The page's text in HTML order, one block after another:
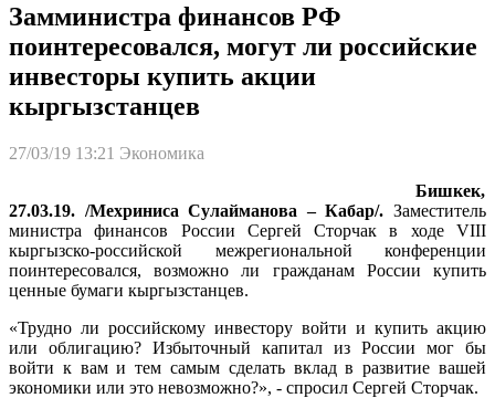
Замминистра финансов РФ
поинтересовался, могут ли российские
инвесторы купить акции
кыргызстанцев
27/03/19 13:21 Экономика
Бишкек,
27.03.19. /Мехриниса Сулайманова – Кабар/. Заместитель
министра финансов России Сергей Сторчак в ходе VIII
кыргызско-российской межрегиональной конференции
поинтересовался, возможно ли гражданам России купить
ценные бумаги кыргызстанцев.
«Трудно ли российскому инвестору войти и купить акцию
или облигацию? Избыточный капитал из России мог бы
войти к вам и тем самым сделать вклад в развитие вашей
экономики или это невозможно?», - спросил Сергей Сторчак.